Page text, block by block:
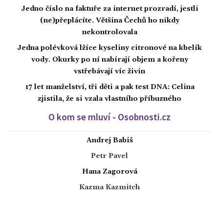
Jedno číslo na faktuře za internet prozradí, jestli
(ne)přeplácíte. Většina Čechů ho nikdy
nekontrolovala
Jedna polévková lžíce kyseliny citronové na kbelík
vody. Okurky po ní nabírají objem a kořeny
vstřebávají víc živin
17 let manželství, tři děti a pak test DNA: Celina
zjistila, že si vzala vlastního příbuzného
O kom se mluví - Osobnosti.cz
Andrej Babiš
Petr Pavel
Hana Zagorová
Kazma Kazmitch